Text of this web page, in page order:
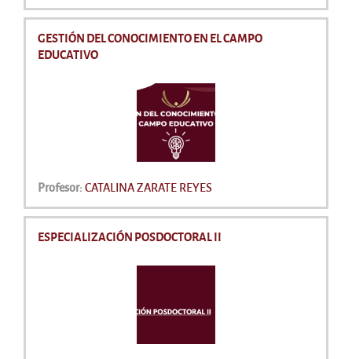
GESTIÓN DEL CONOCIMIENTO EN EL CAMPO
EDUCATIVO
Profesor: CATALINA ZARATE REYES
ESPECIALIZACIÓN POSDOCTORAL II